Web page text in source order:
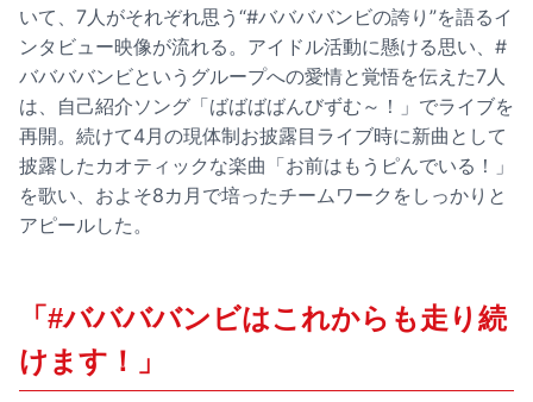
いて、7人がそれぞれ思う“#ババババンビの誇り”を語るイ
ンタビュー映像が流れる。アイドル活動に懸ける思い、#
ババババンビというグループへの愛情と覚悟を伝えた7人
は、自己紹介ソング「ばばばばんびずむ～！」でライブを
再開。続けて4月の現体制お披露目ライブ時に新曲として
披露したカオティックな楽曲「お前はもうピんでいる！」
を歌い、およそ8カ月で培ったチームワークをしっかりと
アピールした。
「#ババババンビはこれからも走り続
けます！」